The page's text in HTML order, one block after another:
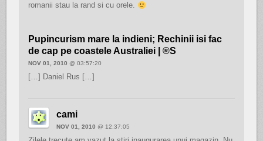
romanii stau la rand si cu orele.
Pupincurism mare la indieni; Rechinii isi fac
de cap pe coastele Australiei | ®S
NOV 01, 2010 @ 03:57:20
[…] Daniel Rus […]
cami
NOV 01, 2010 @ 12:37:05